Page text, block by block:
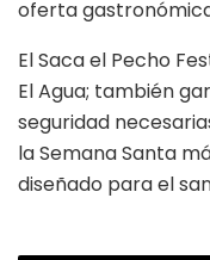
oferta
El Saca el Pecho
El Agua; también
seguridad
la Semana Santa
diseñado para el